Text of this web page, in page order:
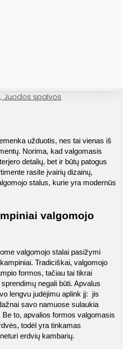
Juodos spalvos
užduotis, nes tai vienas iš
Norima, kad valgomasis
detalių, bet ir būtų patogus
rasite įvairių dizainų,
stalus, kurie yra modernūs
valgomojo
valgomojo stalai pasižymi
Tradiciškai, valgomojo
formos, tačiau tai tikrai
negali būti. Apvalus
lengvu judėjimu aplink jį: jis
savo namuose sulaukia
to, apvalios formos valgomasis
todėl yra tinkamas
erdvių kambarių.